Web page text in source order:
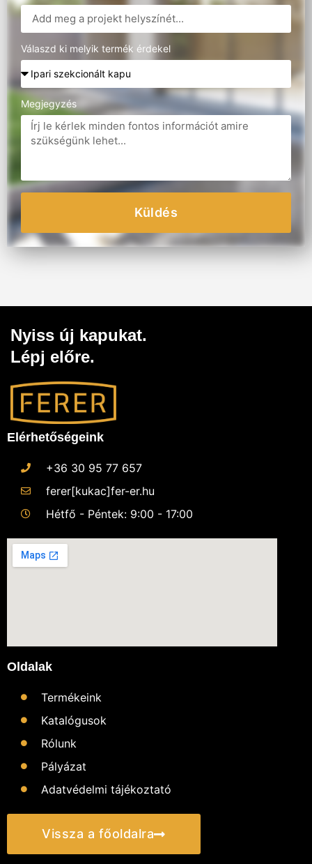
Válaszd ki melyik termék érdekel
Megjegyzés
Küldés
Nyiss új kapukat.
Lépj előre.
Elérhetőségeink
+36 30 95 77 657
ferer[kukac]fer-er.hu
Hétfő - Péntek: 9:00 - 17:00
Oldalak
Termékeink
Katalógusok
Rólunk
Pályázat
Adatvédelmi tájékoztató
Vissza a főoldalra